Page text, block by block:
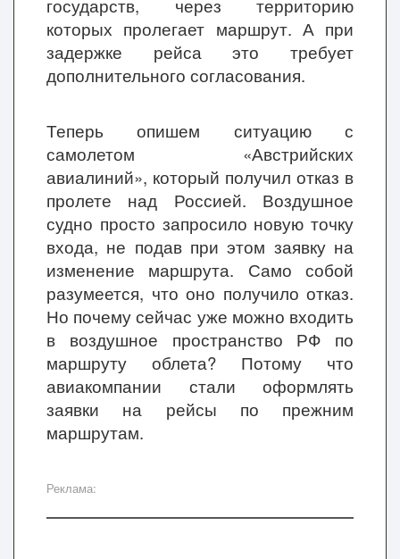
государств, через территорию
которых пролегает маршрут. А при
задержке рейса это требует
дополнительного согласования.
Теперь опишем ситуацию с
самолетом «Австрийских
авиалиний», который получил отказ в
пролете над Россией. Воздушное
судно просто запросило новую точку
входа, не подав при этом заявку на
изменение маршрута. Само собой
разумеется, что оно получило отказ.
Но почему сейчас уже можно входить
в воздушное пространство РФ по
маршруту облета? Потому что
авиакомпании стали оформлять
заявки на рейсы по прежним
маршрутам.
Реклама: